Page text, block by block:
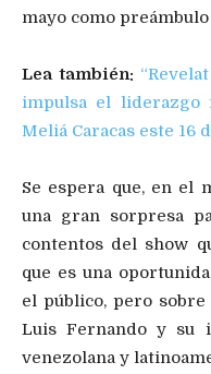
mayo como
Lea también:
impulsa el liderazgo
Meliá Caracas este 16
Se espera que, en el
una gran sorpresa
contentos del show
que es una
el público, pero
Luis Fernando y su
venezolana y